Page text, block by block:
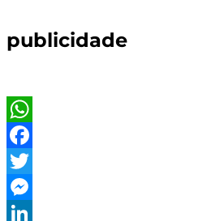
publicidade
WhatsApp
Facebook
Twitter
Messenger